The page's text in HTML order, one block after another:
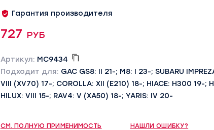
Гарантия производителя
727 руб
Артикул: MC9434
Подходит для: GAC GS8: II 21-; M8: I 23-; SUBARU
VIII (XV70) 17-; COROLLA: XII (E210) 18-; HIACE: H300 19-;
HILUX: VIII 15-; RAV4: V (XA50) 18-; YARIS: IV 20-
СМ. ПОЛНУЮ ПРИМЕНИМОСТЬ НАШЛИ ОШИБКУ?